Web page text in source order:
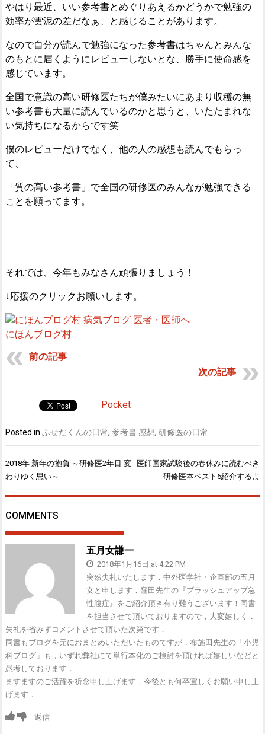
やはり最近、いい参考書とめぐりあえるかどうかで勉強の
効率が雲泥の差だなぁ、と感じることがあります。
なので自分が読んで勉強になった参考書はちゃんとみんな
のもとに届くようにレビューしないとな、勝手に使命感を
感じています。
全国で意識の高い研修医たちが僕みたいにあまり収穫の無
い参考書も大量に読んでいるのかと思うと、いたたまれな
い気持ちになるからです笑
僕のレビューだけでなく、他の人の感想も読んでもらっ
て、
「質の高い参考書」で全国の研修医のみんなが勉強できる
ことを願ってます。
それでは、今年もみなさん頑張りましょう！
↓応援のクリックお願いします。
にほんブログ村
前の記事
次の記事
Pocket
Posted inふせだくんの日常,参考書 感想,研修医の日常
投
稿
ナ
ビ
ゲ
ー
2018年 新年の抱負 ～研修医2年目 変
わりゆく思い～
医師国家試験後の春休みに読むべき
研修医本ベスト6紹介するよ
COMMENTS
五月女謙一
2018年1月16日 at 4:22 PM
突然失礼いたします．中外医学社・企画部の五月
女と申します．窪田先生の『ブラッシュアップ急
性腹症』をご紹介頂き有り難うございます！同書
を担当させて頂いておりますので，大変嬉しく．
失礼を省みずコメントさせて頂いた次第です．
同書もブログを元におまとめいただいたものですが，布施田先生の「小児
科ブログ」も，いずれ弊社にて単行本化のご検討を頂ければ嬉しいなどと
愚考しております．
ますますのご活躍を祈念申し上げます．今後とも何卒宜しくお願い申し上
げます．
返信